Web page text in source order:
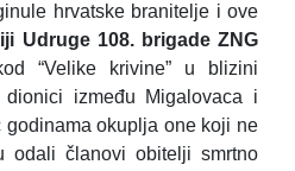
hrvatske branitelje i ove
Udruge 108. brigade ZNG
“Velike krivine” u blizini
između Migalovaca i
okuplja one koji ne
odali članovi obitelji smrtno